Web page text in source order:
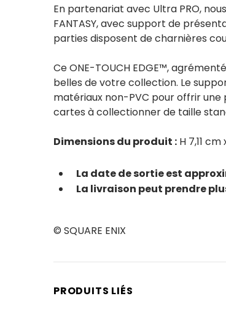
En partenariat avec Ultra PRO,
FANTASY, avec support de
parties disposent de charnières
Ce ONE-TOUCH EDGE™,
belles de votre collection. Le
matériaux non-PVC pour offrir
cartes à collectionner de taille
Dimensions du produit : H 7,11
La date de sortie est
La livraison peut prendre
© SQUARE ENIX
PRODUITS LIÉS